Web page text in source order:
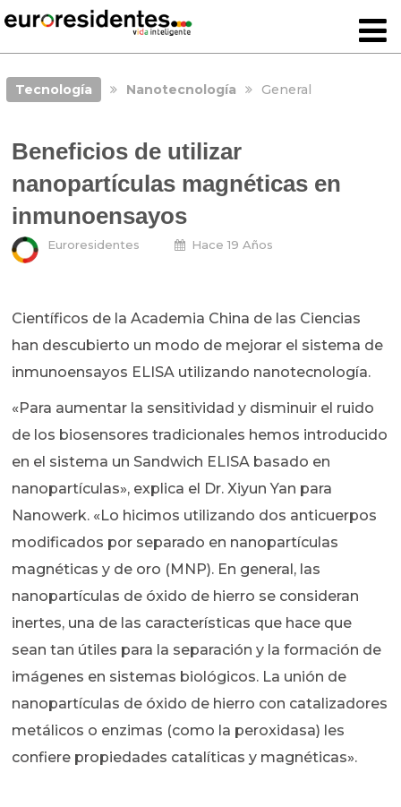
Tecnología Nanotecnología General
Beneficios de utilizar
nanopartículas magnéticas en
inmunoensayos
Euroresidentes Hace 19 Años
Científicos de la Academia China de las Ciencias
han descubierto un modo de mejorar el sistema de
inmunoensayos ELISA utilizando nanotecnología.
«Para aumentar la sensitividad y disminuir el ruido
de los biosensores tradicionales hemos introducido
en el sistema un Sandwich ELISA basado en
nanopartículas», explica el Dr. Xiyun Yan para
Nanowerk. «Lo hicimos utilizando dos anticuerpos
modificados por separado en nanopartículas
magnéticas y de oro (MNP). En general, las
nanopartículas de óxido de hierro se consideran
inertes, una de las características que hace que
sean tan útiles para la separación y la formación de
imágenes en sistemas biológicos. La unión de
nanopartículas de óxido de hierro con catalizadores
metálicos o enzimas (como la peroxidasa) les
confiere propiedades catalíticas y magnéticas».